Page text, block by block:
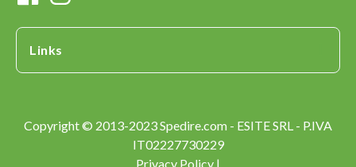
Links
Copyright © 2013-2023 Spedire.com - ESITE SRL - P.IVA
IT02227730229
Privacy Policy |